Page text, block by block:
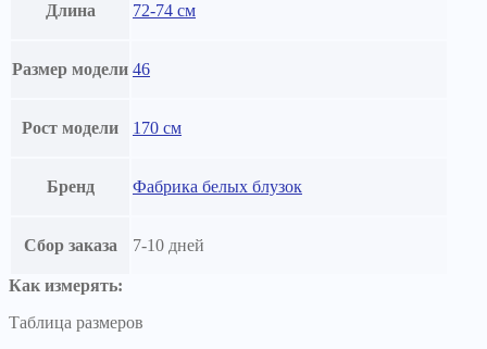
Длина 72-74 см
Размер модели 46
Рост модели 170 см
Бренд Фабрика белых блузок
Сбор заказа 7-10 дней
Как измерять:
Таблица размеров